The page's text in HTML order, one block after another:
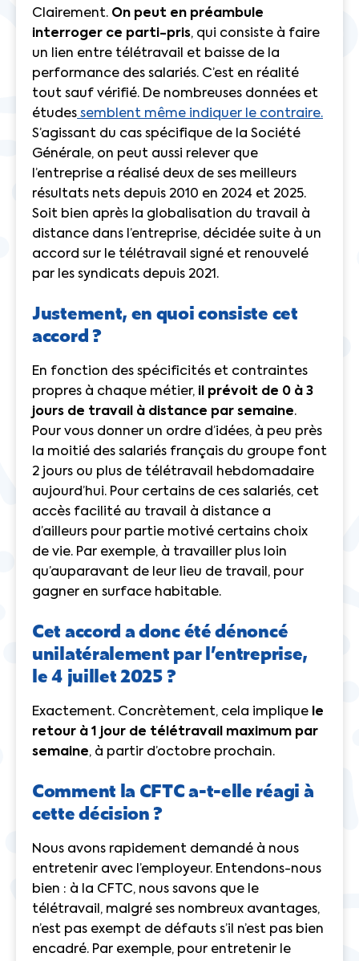
Clairement. On peut en préambule
interroger ce parti-pris, qui consiste à faire
un lien entre télétravail et baisse de la
performance des salariés. C’est en réalité
tout sauf vérifié. De nombreuses données et
études semblent même indiquer le contraire.
S’agissant du cas spécifique de la Société
Générale, on peut aussi relever que
l’entreprise a réalisé deux de ses meilleurs
résultats nets depuis 2010 en 2024 et 2025.
Soit bien après la globalisation du travail à
distance dans l’entreprise, décidée suite à un
accord sur le télétravail signé et renouvelé
par les syndicats depuis 2021.
Justement, en quoi consiste cet
accord ?
En fonction des spécificités et contraintes
propres à chaque métier, il prévoit de 0 à 3
jours de travail à distance par semaine.
Pour vous donner un ordre d’idées, à peu près
la moitié des salariés français du groupe font
2 jours ou plus de télétravail hebdomadaire
aujourd’hui. Pour certains de ces salariés, cet
accès facilité au travail à distance a
d’ailleurs pour partie motivé certains choix
de vie. Par exemple, à travailler plus loin
qu’auparavant de leur lieu de travail, pour
gagner en surface habitable.
Cet accord a donc été dénoncé
unilatéralement par l’entreprise,
le 4 juillet 2025 ?
Exactement. Concrètement, cela implique le
retour à 1 jour de télétravail maximum par
semaine, à partir d’octobre prochain.
Comment la CFTC a-t-elle réagi à
cette décision ?
Nous avons rapidement demandé à nous
entretenir avec l’employeur. Entendons-nous
bien : à la CFTC, nous savons que le
télétravail, malgré ses nombreux avantages,
n’est pas exempt de défauts s’il n’est pas bien
encadré. Par exemple, pour entretenir le